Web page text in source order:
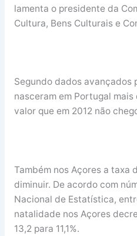
lamenta o presidente da
Cultura, Bens Culturais e
Segundo dados avançados
nasceram em Portugal
valor que em 2012 não
Também nos Açores a taxa
diminuir. De acordo com
Nacional de Estatística,
natalidade nos Açores
13,2 para 11,1%.